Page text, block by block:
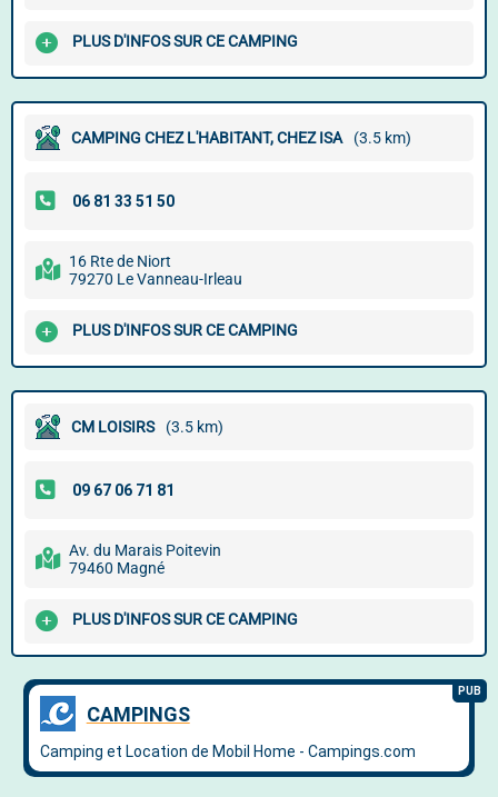
PLUS D'INFOS SUR CE CAMPING
CAMPING CHEZ L'HABITANT, CHEZ ISA (3.5 km)
16 Rte de Niort
79270 Le Vanneau-Irleau
PLUS D'INFOS SUR CE CAMPING
CM LOISIRS (3.5 km)
Av. du Marais Poitevin
79460 Magné
PLUS D'INFOS SUR CE CAMPING